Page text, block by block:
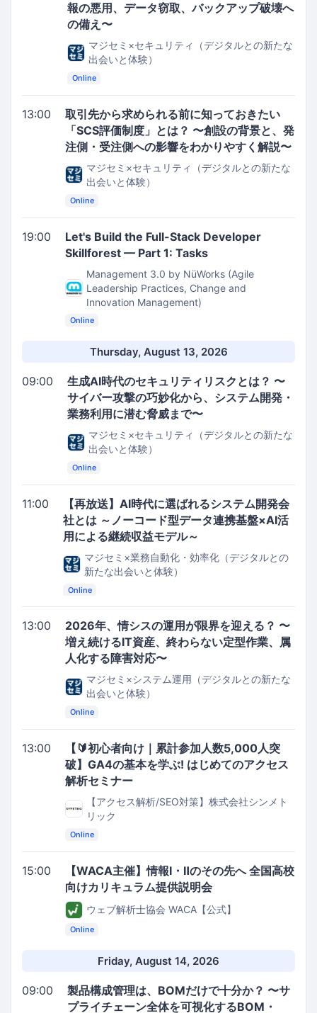
報の悪用、データ窃取、バックアップ破壊へ
の備え〜
マジセミ×セキュリティ（デジタルとの新たな
出会いと体験）
Online
13:00
取引先から求められる前に知っておきたい
「SCS評価制度」とは？ 〜創設の背景と、発
注側・受注側への影響をわかりやすく解説〜
マジセミ×セキュリティ（デジタルとの新たな
出会いと体験）
Online
19:00
Let's Build the Full-Stack Developer
Skillforest — Part 1: Tasks
Management 3.0 by NüWorks (Agile
Leadership Practices, Change and
Innovation Management)
Online
Thursday, August 13, 2026
09:00
生成AI時代のセキュリティリスクとは？ 〜
サイバー攻撃の巧妙化から、システム開発・
業務利用に潜む脅威まで〜
マジセミ×セキュリティ（デジタルとの新たな
出会いと体験）
Online
11:00
【再放送】AI時代に選ばれるシステム開発会
社とは ～ノーコード型データ連携基盤×AI活
用による継続収益モデル～
マジセミ×業務自動化・効率化（デジタルとの
新たな出会いと体験）
Online
13:00
2026年、情シスの運用が限界を迎える？ 〜
増え続けるIT資産、終わらない定型作業、属
人化する障害対応〜
マジセミ×システム運用（デジタルとの新たな
出会いと体験）
Online
13:00
【🔰初心者向け｜累計参加人数5,000人突
破】GA4の基本を学ぶ! はじめてのアクセス
解析セミナー
【アクセス解析/SEO対策】株式会社シンメト
リック
Online
15:00
【WACA主催】情報I・Ⅱのその先へ 全国高校
向けカリキュラム提供説明会
ウェブ解析士協会 WACA【公式】
Online
Friday, August 14, 2026
09:00
製品構成管理は、BOMだけで十分か？ 〜サ
プライチェーン全体を可視化するBOM・